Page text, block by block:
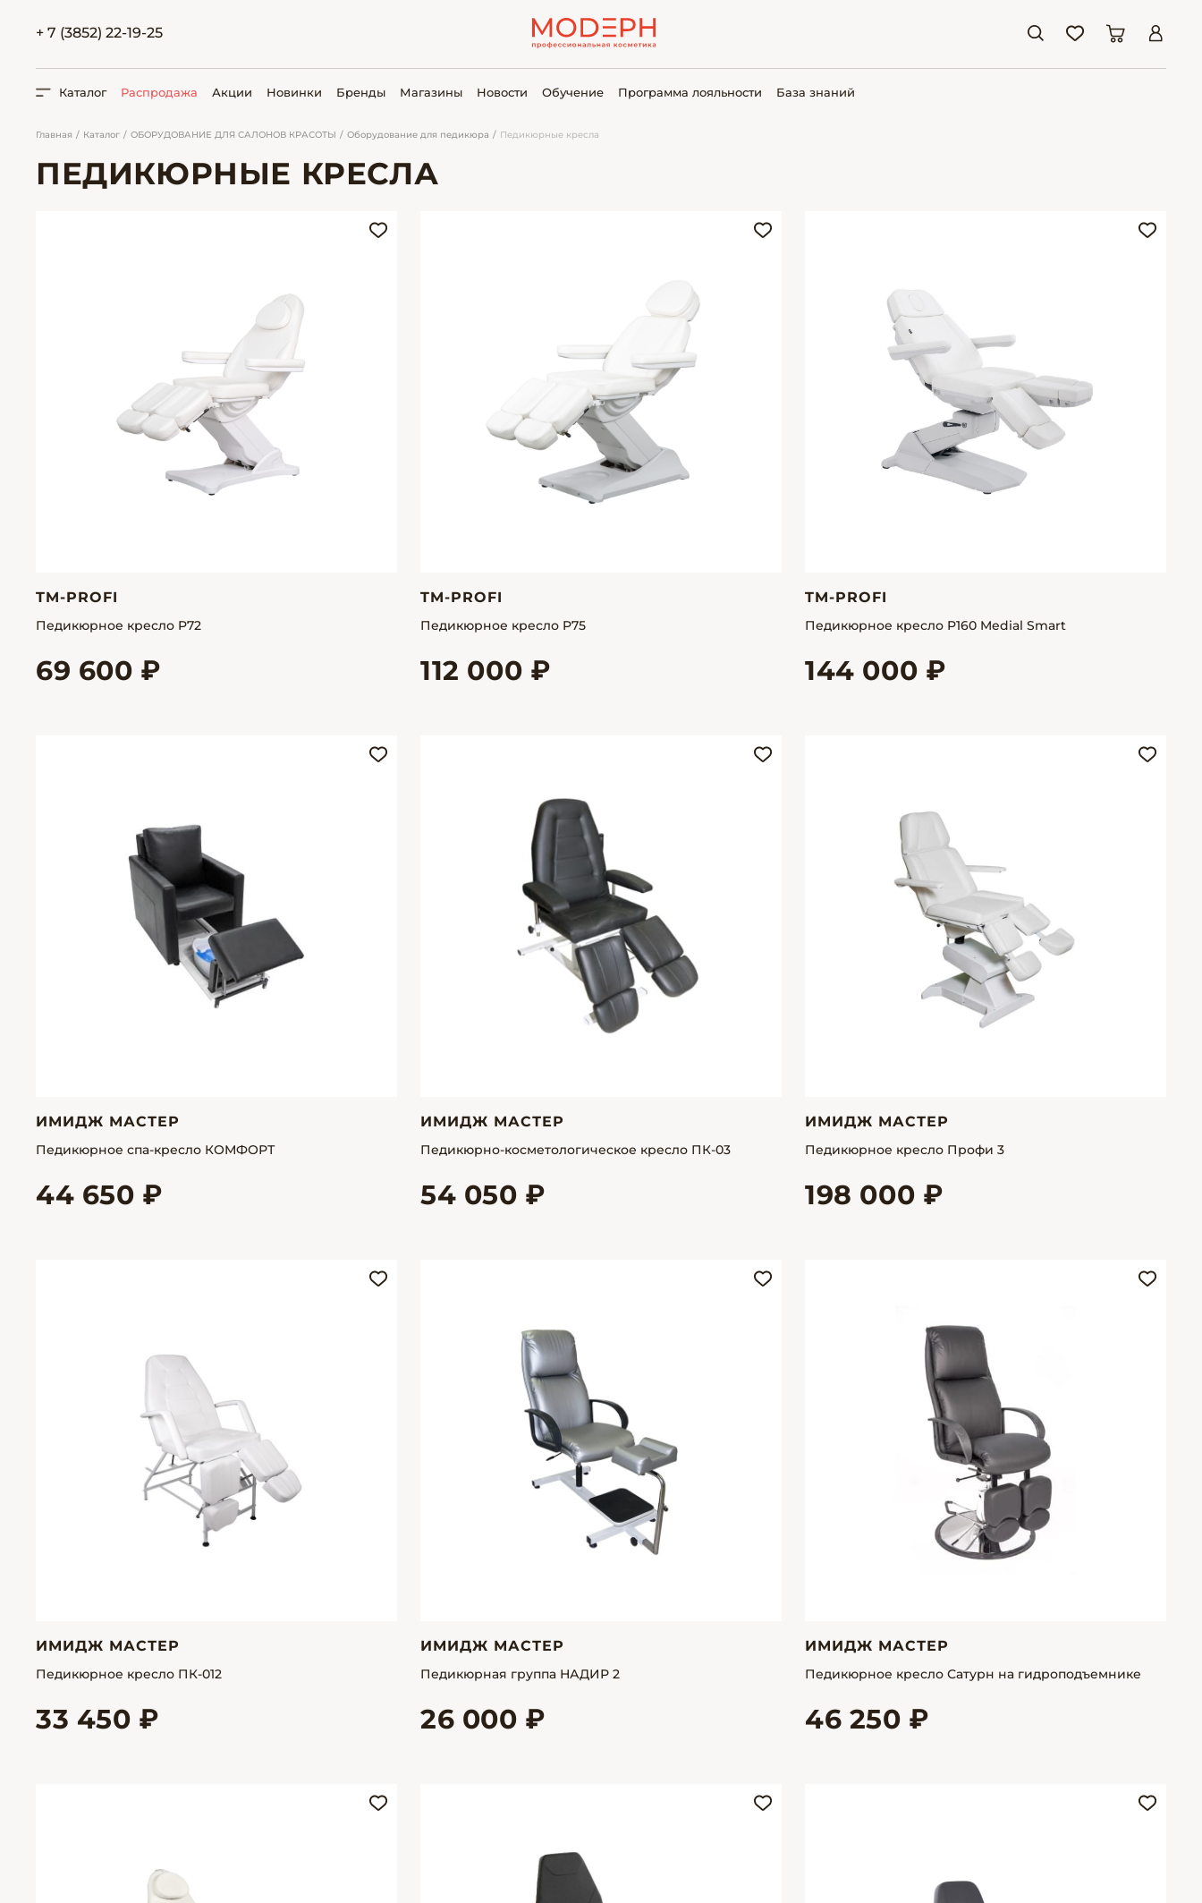
+ 7 (3852) 22-19-25
ПОИСК
Каталог Распродажа Акции Новинки Бренды Магазины Новости Обучение Программа лояльности База знаний
Главная Каталог ОБОРУДОВАНИЕ ДЛЯ САЛОНОВ КРАСОТЫ Оборудование для педикюра Педикюрные кресла
ПЕДИКЮРНЫЕ КРЕСЛА
TM-PROFI
Педикюрное кресло P72
69 600 ₽
TM-PROFI
Педикюрное кресло P75
112 000 ₽
TM-PROFI
Педикюрное кресло P160 Medial Smart
144 000 ₽
ИМИДЖ МАСТЕР
Педикюрное спа-кресло КОМФОРТ
44 650 ₽
ИМИДЖ МАСТЕР
Педикюрно-косметологическое кресло ПК-03
54 050 ₽
ИМИДЖ МАСТЕР
Педикюрное кресло Профи 3
198 000 ₽
ИМИДЖ МАСТЕР
Педикюрное кресло ПК-012
33 450 ₽
ИМИДЖ МАСТЕР
Педикюрная группа НАДИР 2
26 000 ₽
ИМИДЖ МАСТЕР
Педикюрное кресло Сатурн на гидроподъемнике
46 250 ₽